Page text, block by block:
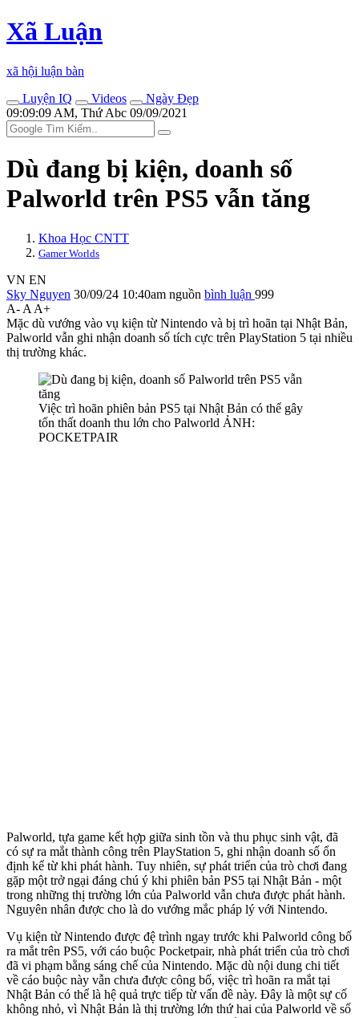
Xã Luận
xã hội luận bàn
Luyện IQ
Videos
Ngày Đẹp
09:09:09 AM, Thứ Abc 09/09/2021
Dù đang bị kiện, doanh số
Palworld trên PS5 vẫn tăng
Khoa Học CNTT
Gamer Worlds
VN EN
Sky Nguyen 30/09/24 10:40am nguồn bình luận 999
A- A A+
Mặc dù vướng vào vụ kiện từ Nintendo và bị trì hoãn tại Nhật Bản,
Palworld vẫn ghi nhận doanh số tích cực trên PlayStation 5 tại nhiều
thị trường khác.
Việc trì hoãn phiên bản PS5 tại Nhật Bản có thể gây
tổn thất doanh thu lớn cho Palworld ẢNH:
POCKETPAIR
Palworld, tựa game kết hợp giữa sinh tồn và thu phục sinh vật, đã
có sự ra mắt thành công trên PlayStation 5, ghi nhận doanh số ổn
định kể từ khi phát hành. Tuy nhiên, sự phát triển của trò chơi đang
gặp một trở ngại đáng chú ý khi phiên bản PS5 tại Nhật Bản - một
trong những thị trường lớn của Palworld vẫn chưa được phát hành.
Nguyên nhân được cho là do vướng mắc pháp lý với Nintendo.
Vụ kiện từ Nintendo được đệ trình ngay trước khi Palworld công bố
ra mắt trên PS5, với cáo buộc Pocketpair, nhà phát triển của trò chơi
đã vi phạm bằng sáng chế của Nintendo. Mặc dù nội dung chi tiết
về cáo buộc này vẫn chưa được công bố, việc trì hoãn ra mắt tại
Nhật Bản có thể là hệ quả trực tiếp từ vấn đề này. Đây là một sự cố
không nhỏ, vì Nhật Bản là thị trường lớn thứ hai của Palworld về số